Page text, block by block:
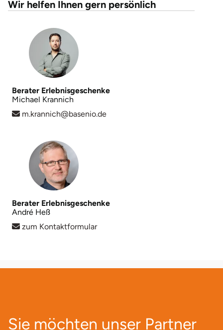
Wir helfen Ihnen gern persönlich
Berater Erlebnisgeschenke
Michael Krannich
m.krannich@basenio.de
Berater Erlebnisgeschenke
André Heß
zum Kontaktformular
Sie möchten unser Partner